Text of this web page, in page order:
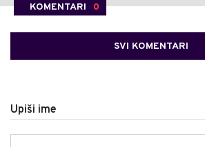
KOMENTARI 0
SVI KOMENTARI
Upiši ime